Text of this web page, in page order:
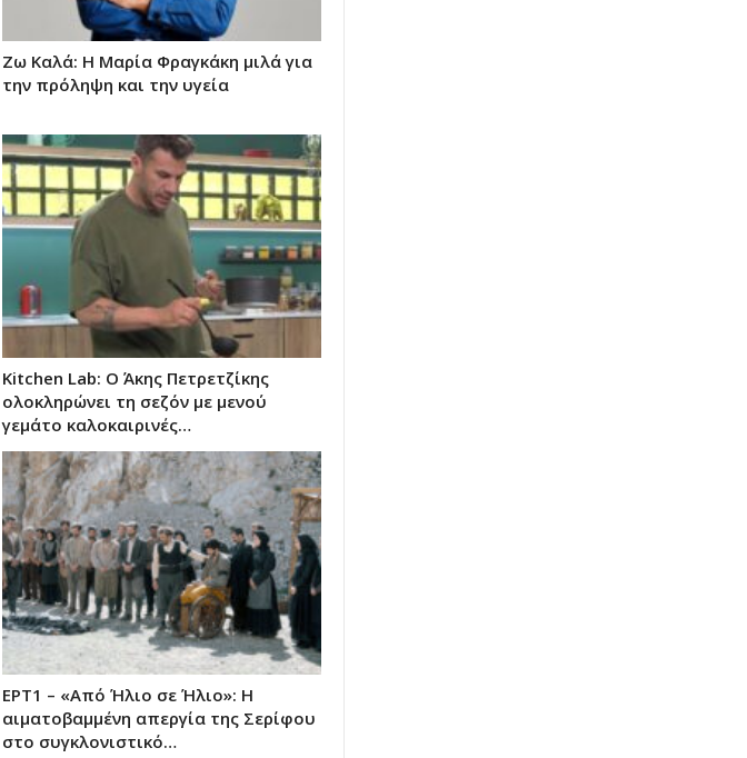
Ζω Καλά: Η Μαρία Φραγκάκη μιλά για
την πρόληψη και την υγεία
Kitchen Lab: Ο Άκης Πετρετζίκης
ολοκληρώνει τη σεζόν με μενού
γεμάτο καλοκαιρινές…
ΕΡΤ1 – «Από Ήλιο σε Ήλιο»: Η
αιματοβαμμένη απεργία της Σερίφου
στο συγκλονιστικό…